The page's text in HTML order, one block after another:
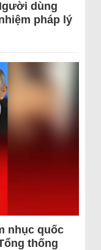
dùng
pháp lý
nhục quốc
thống